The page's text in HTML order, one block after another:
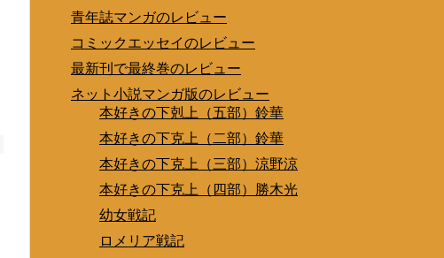
青年誌マンガのレビュー
コミックエッセイのレビュー
最新刊で最終巻のレビュー
ネット小説マンガ版のレビュー
本好きの下剋上（五部）鈴華
本好きの下克上（二部）鈴華
本好きの下克上（三部）涼野涼
本好きの下克上（四部）勝木光
幼女戦記
ロメリア戦記